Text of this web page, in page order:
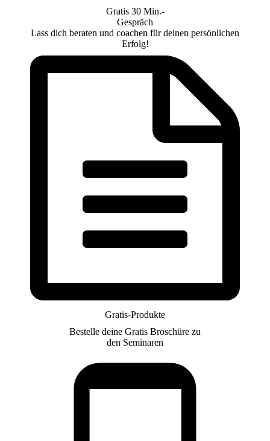
Gratis 30 Min.-
Gespräch
Lass dich beraten und coachen für deinen persönlichen
Erfolg!
Gratis-Produkte
Bestelle deine Gratis Broschüre zu
den Seminaren